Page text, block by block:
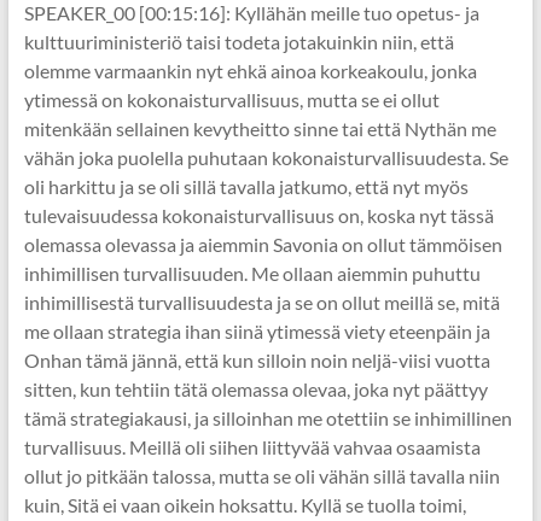
SPEAKER_00 [00:15:16]: Kyllähän meille tuo opetus- ja
kulttuuriministeriö taisi todeta jotakuinkin niin, että
olemme varmaankin nyt ehkä ainoa korkeakoulu, jonka
ytimessä on kokonaisturvallisuus, mutta se ei ollut
mitenkään sellainen kevytheitto sinne tai että Nythän me
vähän joka puolella puhutaan kokonaisturvallisuudesta. Se
oli harkittu ja se oli sillä tavalla jatkumo, että nyt myös
tulevaisuudessa kokonaisturvallisuus on, koska nyt tässä
olemassa olevassa ja aiemmin Savonia on ollut tämmöisen
inhimillisen turvallisuuden. Me ollaan aiemmin puhuttu
inhimillisestä turvallisuudesta ja se on ollut meillä se, mitä
me ollaan strategia ihan siinä ytimessä viety eteenpäin ja
Onhan tämä jännä, että kun silloin noin neljä-viisi vuotta
sitten, kun tehtiin tätä olemassa olevaa, joka nyt päättyy
tämä strategiakausi, ja silloinhan me otettiin se inhimillinen
turvallisuus. Meillä oli siihen liittyvää vahvaa osaamista
ollut jo pitkään talossa, mutta se oli vähän sillä tavalla niin
kuin, Sitä ei vaan oikein hoksattu. Kyllä se tuolla toimi,